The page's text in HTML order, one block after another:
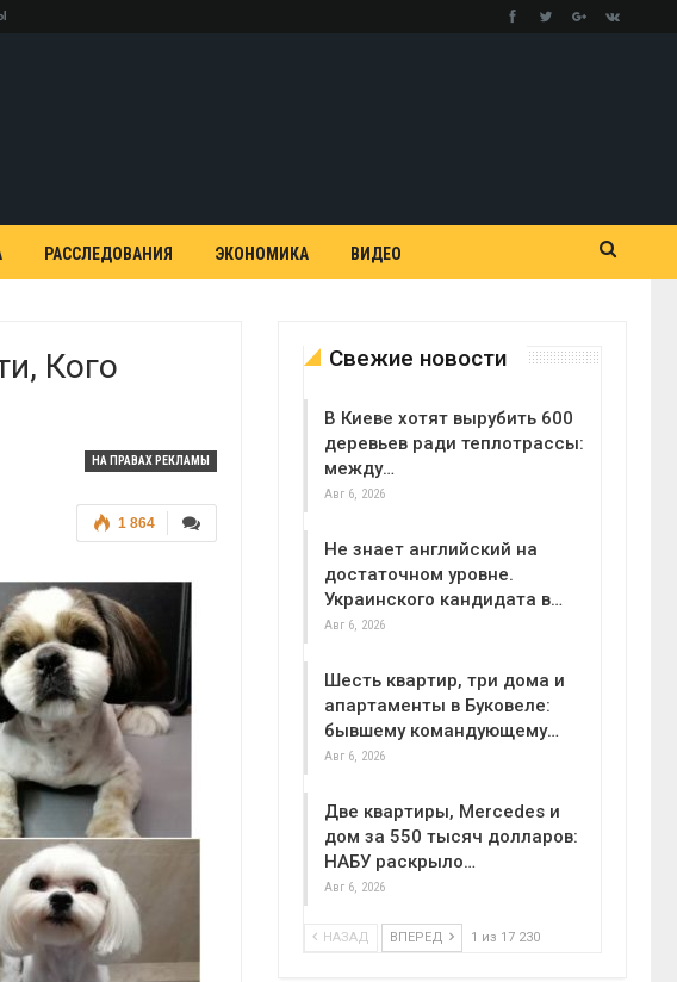
РАССЛЕДОВАНИЯ ЭКОНОМИКА ВИДЕО
Кого
НА ПРАВАХ РЕКЛАМЫ
1 864
Свежие новости
В Киеве хотят вырубить 600
деревьев ради теплотрассы:
между…
Авг 6, 2026
Не знает английский на
достаточном уровне.
Украинского кандидата в…
Авг 6, 2026
Шесть квартир, три дома и
апартаменты в Буковеле:
бывшему командующему…
Авг 6, 2026
Две квартиры, Mercedes и
дом за 550 тысяч долларов:
НАБУ раскрыло…
Авг 6, 2026
НАЗАД ВПЕРЕД 1 из 17 230